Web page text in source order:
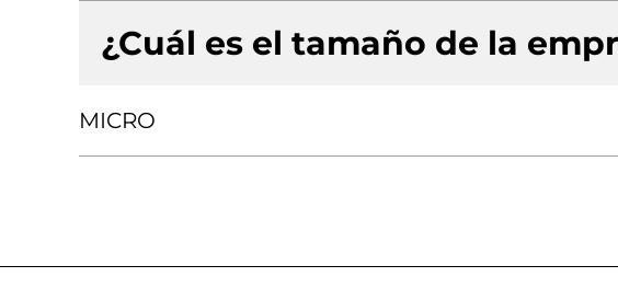
¿Cuál es el tamaño de la
MICRO